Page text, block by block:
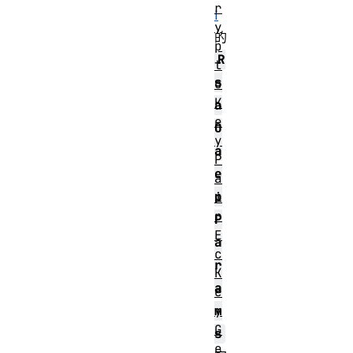
I
的
R
s
a
O
a
e
p
P
a
r
a
m
s
r
y
p
t
o
K
e
y
P
a
i
r
E
c
K
e
y
G
e